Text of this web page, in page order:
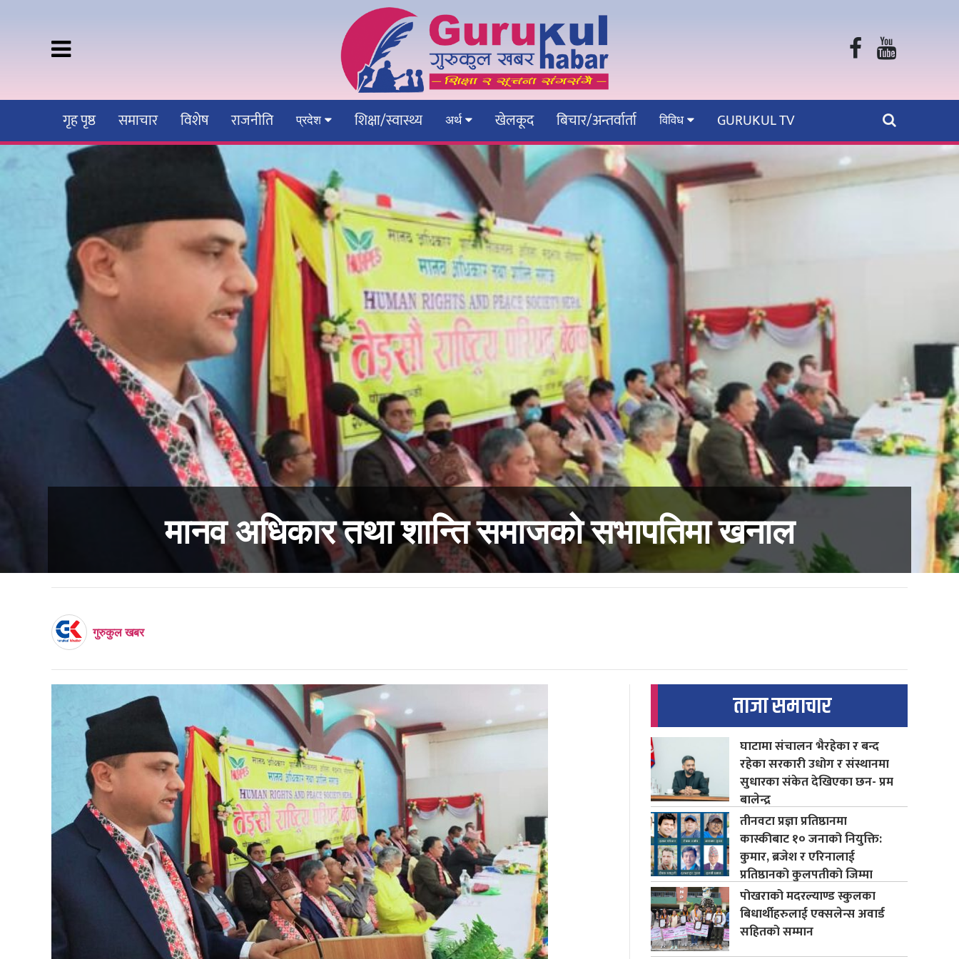
गृह पृष्ठ समाचार विशेष राजनीति प्रदेश शिक्षा/स्वास्थ्य अर्थ खेलकूद बिचार/अन्तर्वार्ता विविध GURUKUL TV
मानव अधिकार तथा शान्ति समाजको सभापतिमा खनाल
गुरुकुल खबर
ताजा समाचार
घाटामा संचालन भैरहेका र बन्द
रहेका सरकारी उधोग र संस्थानमा
सुधारका संकेत देखिएका छन- प्रम
बालेन्द्र
तीनवटा प्रज्ञा प्रतिष्ठानमा
कास्कीबाट १० जनाको नियुक्ति:
कुमार, ब्रजेश र एरिनालाई
प्रतिष्ठानको कुलपतीको जिम्मा
पोखराको मदरल्याण्ड स्कुलका
बिधार्थीहरुलाई एक्सलेन्स अवार्ड
सहितको सम्मान